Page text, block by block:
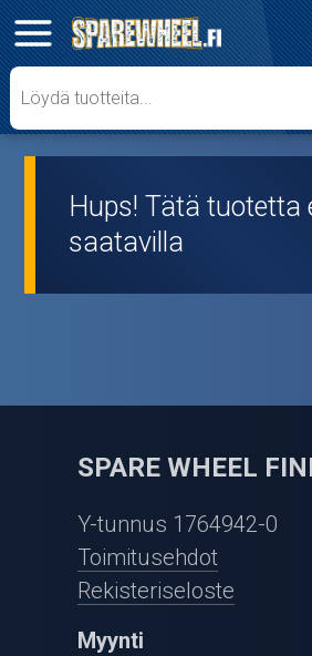
✕
Mopon osat
Skootterin osat
Crossipyörän osat
Ajovarusteet
Nastarenkaat
Hups! Tätä tuotetta
saatavilla
SPARE WHEEL
Y-tunnus 1764942-0
Toimitusehdot
Rekisteriseloste
Myynti